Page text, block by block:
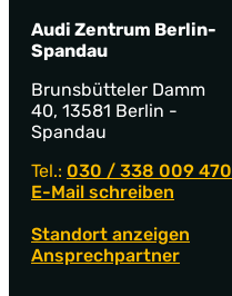
Audi Zentrum Berlin-
Spandau
Brunsbütteler Damm
40, 13581 Berlin -
Spandau
Tel.: 030 / 338 009 470
E-Mail schreiben
Standort anzeigen
Ansprechpartner